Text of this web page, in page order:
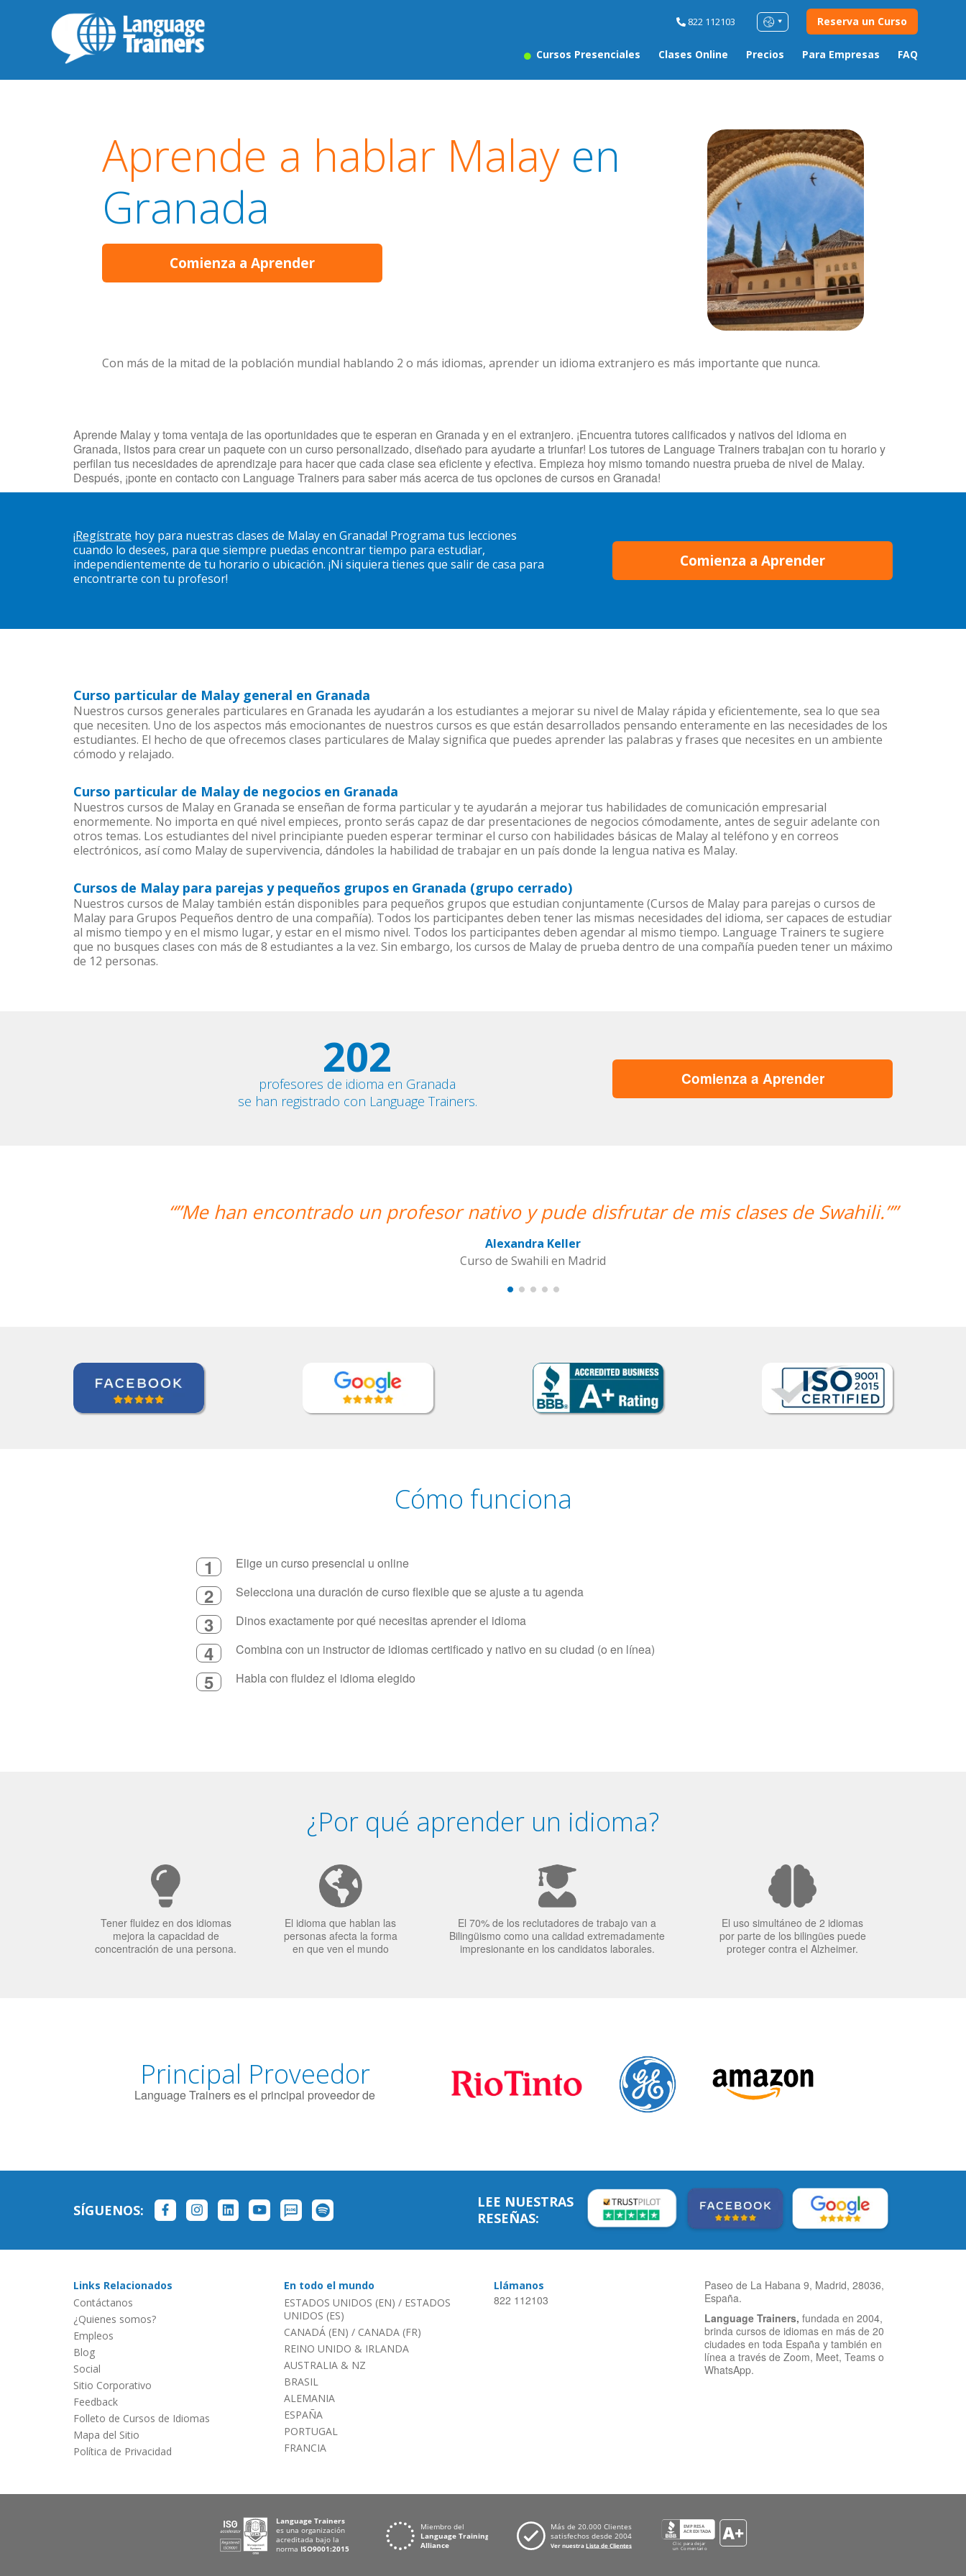
Cursos Presenciales Clases Online Precios Para Empresas FAQ
822 112103 Reserva un Curso
Aprende a hablar Malay en
Granada
Comienza a Aprender
Con más de la mitad de la población mundial hablando 2 o más idiomas, aprender un idioma extranjero es más importante que nunca.
Aprende Malay y toma ventaja de las oportunidades que te esperan en Granada y en el extranjero. ¡Encuentra tutores calificados y nativos del idioma en
Granada, listos para crear un paquete con un curso personalizado, diseñado para ayudarte a triunfar! Los tutores de Language Trainers trabajan con tu horario y
perfilan tus necesidades de aprendizaje para hacer que cada clase sea eficiente y efectiva. Empieza hoy mismo tomando nuestra prueba de nivel de Malay.
Después, ¡ponte en contacto con Language Trainers para saber más acerca de tus opciones de cursos en Granada!
¡Regístrate hoy para nuestras clases de Malay en Granada! Programa tus lecciones
cuando lo desees, para que siempre puedas encontrar tiempo para estudiar,
independientemente de tu horario o ubicación. ¡Ni siquiera tienes que salir de casa para
encontrarte con tu profesor!
Comienza a Aprender
Curso particular de Malay general en Granada
Nuestros cursos generales particulares en Granada les ayudarán a los estudiantes a mejorar su nivel de Malay rápida y eficientemente, sea lo que sea
que necesiten. Uno de los aspectos más emocionantes de nuestros cursos es que están desarrollados pensando enteramente en las necesidades de los
estudiantes. El hecho de que ofrecemos clases particulares de Malay significa que puedes aprender las palabras y frases que necesites en un ambiente
cómodo y relajado.
Curso particular de Malay de negocios en Granada
Nuestros cursos de Malay en Granada se enseñan de forma particular y te ayudarán a mejorar tus habilidades de comunicación empresarial
enormemente. No importa en qué nivel empieces, pronto serás capaz de dar presentaciones de negocios cómodamente, antes de seguir adelante con
otros temas. Los estudiantes del nivel principiante pueden esperar terminar el curso con habilidades básicas de Malay al teléfono y en correos
electrónicos, así como Malay de supervivencia, dándoles la habilidad de trabajar en un país donde la lengua nativa es Malay.
Cursos de Malay para parejas y pequeños grupos en Granada (grupo cerrado)
Nuestros cursos de Malay también están disponibles para pequeños grupos que estudian conjuntamente (Cursos de Malay para parejas o cursos de
Malay para Grupos Pequeños dentro de una compañía). Todos los participantes deben tener las mismas necesidades del idioma, ser capaces de estudiar
al mismo tiempo y en el mismo lugar, y estar en el mismo nivel. Todos los participantes deben agendar al mismo tiempo. Language Trainers te sugiere
que no busques clases con más de 8 estudiantes a la vez. Sin embargo, los cursos de Malay de prueba dentro de una compañía pueden tener un máximo
de 12 personas.
202
profesores de idioma en Granada
se han registrado con Language Trainers.
Comienza a Aprender
encontrado un profesor nativo y pude disfrutar de mis clases de Swahili.”” “”Hemos realizado
Cómo funciona
1 Elige un curso presencial u online
2 Selecciona una duración de curso flexible que se ajuste a tu agenda
3 Dinos exactamente por qué necesitas aprender el idioma
4 Combina con un instructor de idiomas certificado y nativo en su ciudad (o en línea)
5 Habla con fluidez el idioma elegido
¿Por qué aprender un idioma?
Tener fluidez en dos idiomas
mejora la capacidad de
concentración de una persona.
El idioma que hablan las
personas afecta la forma
en que ven el mundo
El 70% de los reclutadores de trabajo van a
Bilingüismo como una calidad extremadamente
impresionante en los candidatos laborales.
El uso simultáneo de 2 idiomas
por parte de los bilingües puede
proteger contra el Alzheimer.
Principal Proveedor
Language Trainers es el principal proveedor de
SÍGUENOS:
LEE NUESTRAS
RESEÑAS:
Links Relacionados
Contáctanos
¿Quienes somos?
Empleos
Blog
Social
Sitio Corporativo
Feedback
Folleto de Cursos de Idiomas
Mapa del Sitio
Política de Privacidad
En todo el mundo
ESTADOS UNIDOS (EN) / ESTADOS
UNIDOS (ES)
CANADÁ (EN) / CANADA (FR)
REINO UNIDO & IRLANDA
AUSTRALIA & NZ
BRASIL
ALEMANIA
ESPAÑA
PORTUGAL
FRANCIA
Llámanos
822 112103
Paseo de La Habana 9, Madrid, 28036,
España.
Language Trainers, fundada en 2004,
brinda cursos de idiomas en más de 20
ciudades en toda España y también en
línea a través de Zoom, Meet, Teams o
WhatsApp.